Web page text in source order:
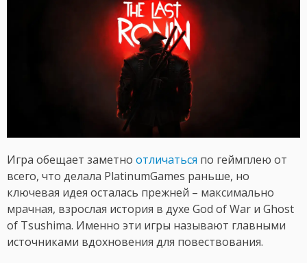
Игра обещает заметно отличаться по геймплею от
всего, что делала PlatinumGames раньше, но
ключевая идея осталась прежней – максимально
мрачная, взрослая история в духе God of War и Ghost
of Tsushima. Именно эти игры называют главными
источниками вдохновения для повествования.